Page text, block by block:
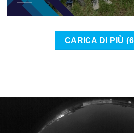
CARICA DI PIÙ(6